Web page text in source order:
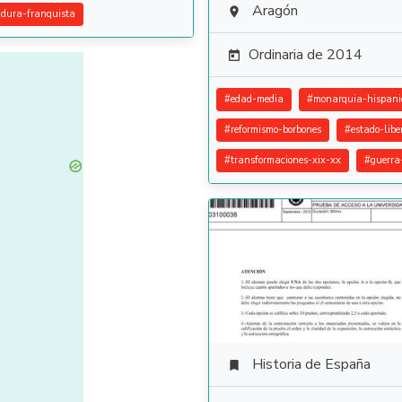
franquista  Aragón
 Ordinaria de 2014
#edad-media #monarquia-
#reformismo-borbones #estado-
#transformaciones-xix-xx #
 Historia de España